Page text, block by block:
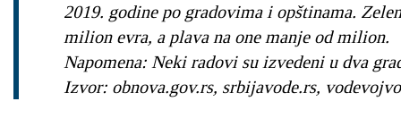
2019. godine po gradovima i opštinama.
milion evra, a plava na one manje od milion.
Napomena: Neki radovi su izvedeni u dva
Izvor: obnova.gov.rs, srbijavode.rs,